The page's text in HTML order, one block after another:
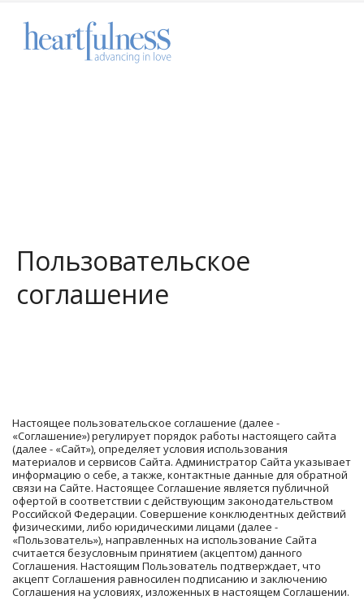
Пользовательское
соглашение
Настоящее пользовательское соглашение (далее -
«Соглашение») регулирует порядок работы настоящего сайта
(далее - «Сайт»), определяет условия использования
материалов и сервисов Сайта. Администратор Сайта указывает
информацию о себе, а также, контактные данные для обратной
связи на Сайте. Настоящее Соглашение является публичной
офертой в соответствии с действующим законодательством
Российской Федерации. Совершение конклюдентных действий
физическими, либо юридическими лицами (далее -
«Пользователь»), направленных на использование Сайта
считается безусловным принятием (акцептом) данного
Соглашения. Настоящим Пользователь подтверждает, что
акцепт Соглашения равносилен подписанию и заключению
Соглашения на условиях, изложенных в настоящем Соглашении.